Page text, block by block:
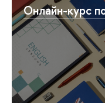
Онлайн-курс